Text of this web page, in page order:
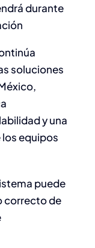
durante
soluciones
y una
equipos
puede
correcto de